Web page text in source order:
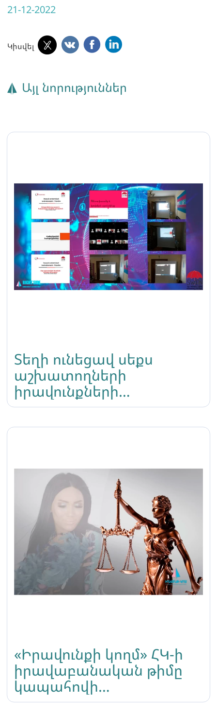
21-12-2022
Կիսվել
Այլ նորություններ
Տեղի ունեցավ սեքս
աշխատողների
իրավունքների
վերաբերյալ հերթական
վեբինարը
«Իրավունքի կողմ» ՀԿ-ի
իրավաբանական թիմը
կապահովի
ներկայացուցչություն